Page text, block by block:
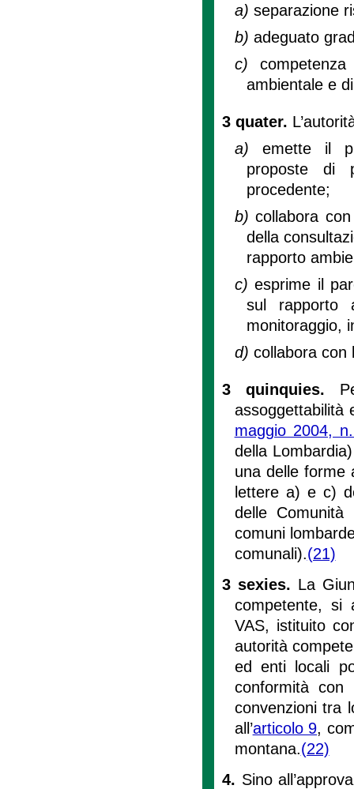
a) separazione
b) adeguato
c)
ambientale e
3 quater.
a) emette il
proposte di
procedente;
b)collabora
della
rapporto
c)esprime il
sul rapporto
monitoraggio,
d) collabora con
3 quinquies.
maggio 2004,
della
una delle forme
lettere a) e c)
delle Comunità
comuni
comunali).(21)
3 sexies. La
competente, si
VAS, istituito
autorità
ed enti locali
conformità con
convenzioni tra
all’articolo 9,
montana.(22)
4. Sino